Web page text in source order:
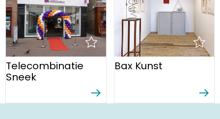
Uitgaan in Sneek
Overnachten in Sneek
Citygame Escapegame Sneek
Webcams
De leukste routes
Telecombinatie
Sneek
Bax Kunst